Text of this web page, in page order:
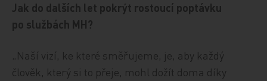
Jak do dalších let pokrýt rostoucí poptávku
po službách MH?
„Naší vizí, ke které směřujeme, je, aby každý
člověk, který si to přeje, mohl dožít doma díky